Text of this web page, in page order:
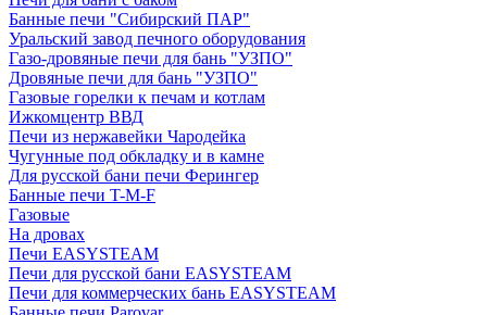
Банные печи "Сибирский ПАР"
Уральский завод печного оборудования
Газо-дровяные печи для бань "УЗПО"
Дровяные печи для бань "УЗПО"
Газовые горелки к печам и котлам
Ижкомцентр ВВД
Печи из нержавейки Чародейка
Чугунные под обкладку и в камне
Для русской бани печи Ферингер
Банные печи T-M-F
Газовые
На дровах
Печи EASYSTEAM
Печи для русской бани EASYSTEAM
Печи для коммерческих бань EASYSTEAM